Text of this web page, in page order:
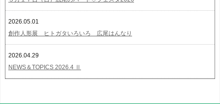
2026.05.01
創作人形展 ヒトガタいろいろ 広尾はんなり
2026.04.29
NEWS＆TOPICS 2026.4 Ⅱ